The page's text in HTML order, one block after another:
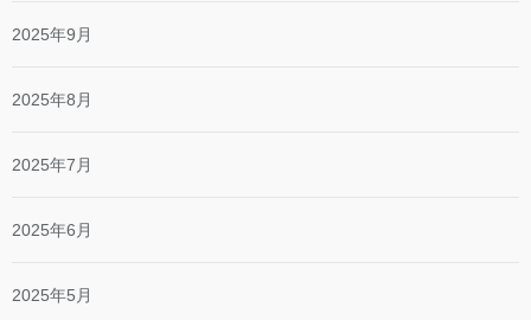
2025年9月
2025年8月
2025年7月
2025年6月
2025年5月